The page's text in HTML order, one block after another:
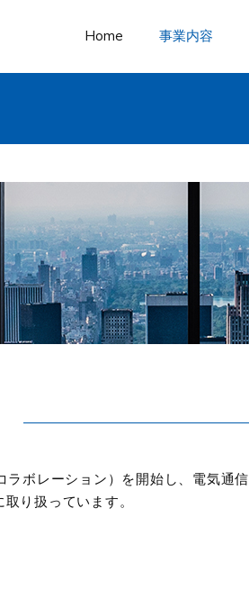
Home 事業内容
ラボレーション）を開始し、電気通
り扱っています。